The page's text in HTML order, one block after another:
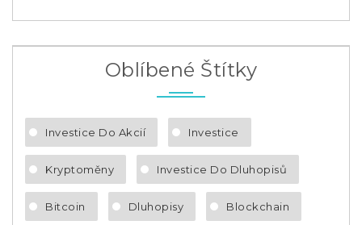
Oblíbené Štítky
Investice Do Akcií Investice
Kryptoměny Investice Do Dluhopisů
Bitcoin Dluhopisy Blockchain